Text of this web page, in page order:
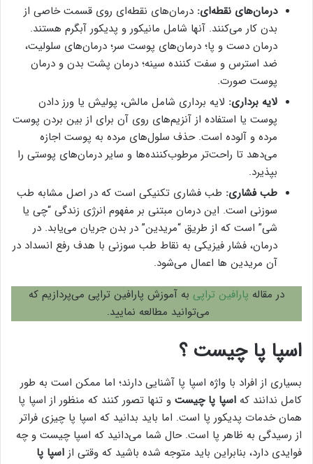
درمان‌های نقطه‌ای: درمان‌های نقطه‌ای روی قسمت خاصی از
بدن کار می‌کنند. آنها شامل مانیکور و پدیکور آبگرم هستند.
درمان دست و پا؛ درمان‌های پوست سر؛ درمان‌های سلولیت،
ضد استرس و سفت کننده سینه؛ درمان پشت بدن و درمان
پوست صورت.
لایه برداری: لایه برداری شامل مالش، پولیش یا ورز دادن
پوست یا استفاده از آنزیم‌های روی آن برای از بین بردن پوست
مرده و آلوده است. حذف سلول‌های مرده به پوست اجازه
می‌دهد تا راحت‌تر مرطوب‌کننده‌ها و سایر درمان‌های پوستی را
بپذیرد.
طب فشاری: طب فشاری تکنیکی است که در اصل مشابه طب
سوزنی است. این درمان مبتنی بر مفهوم انرژی زندگی “چی یا
شی” است که از طریق “مریدین” در بدن جریان می‌یابد. در
درمان، فشار فیزیکی به نقاط طب سوزنی با هدف رفع انسداد در
آن مریدین ها اعمال می‌شود.
در مقاله پارافین تراپی به آموزش پارافین تراپی می‌پردازیم که
می‌توانید مطالعه نمایید.
اسپا پا چیست ؟
بسیاری از افراد با واژه اسپا پا آشنایی دارند؛ اما ممکن است به طور
کامل ندانند که اسپا پا چیست و تنها تصور کنند که منظور از اسپا پا
همان خدمات پدیکور پا است. اما باید بدانید که اسپا پا چیزی فراتر
از رسیدگی به‌ ظاهر پا است. حال شما می‌دانید که اسپا چیست و چه
فوایدی دارد، بنابراین باید متوجه شده باشید که وقتی از اسپا پا